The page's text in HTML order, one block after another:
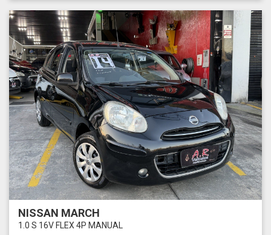
NISSAN MARCH
1.0 S 16V FLEX 4P MANUAL